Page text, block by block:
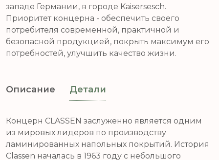
западе Германии, в городе Kaisersesch.
Приоритет концерна - обеспечить своего
потребителя современной, практичной и
безопасной продукцией, покрыть максимум его
потребностей, улучшить качество жизни.
Описание Детали
Концерн CLASSEN заслуженно является одним
из мировых лидеров по производству
ламинированных напольных покрытий. История
Classen началась в 1963 году с небольшого